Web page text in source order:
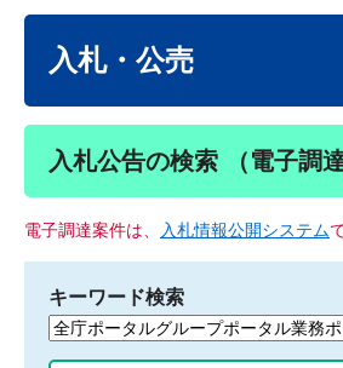
入札・公売
入札公告の検索 （電子調
電子調達案件は、 入札情報公開システム
キーワード検索
検